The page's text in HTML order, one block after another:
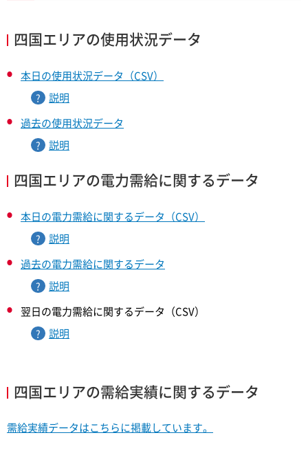
四国エリアの使用状況データ
本日の使用状況データ（CSV）
説明
過去の使用状況データ
説明
四国エリアの電力需給に関するデータ
本日の電力需給に関するデータ（CSV）
説明
過去の電力需給に関するデータ
説明
翌日の電力需給に関するデータ（CSV）
説明
四国エリアの需給実績に関するデータ
需給実績データはこちらに掲載しています。